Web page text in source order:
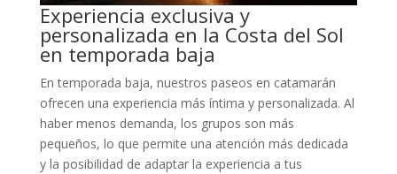
Experiencia exclusiva y
personalizada en la Costa del Sol
en temporada baja
En temporada baja, nuestros paseos en catamarán
ofrecen una experiencia más íntima y personalizada. Al
haber menos demanda, los grupos son más
pequeños, lo que permite una atención más dedicada
y la posibilidad de adaptar la experiencia a tus